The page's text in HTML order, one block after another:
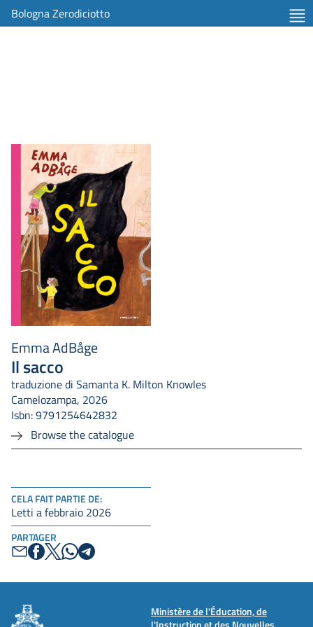
Bologna Zerodiciotto
Emma AdBåge
Il sacco
traduzione di Samanta K. Milton Knowles
Camelozampa, 2026
Isbn: 9791254642832
Browse the catalogue
CELA FAIT PARTIE DE:
Letti a febbraio 2026
PARTAGER
Ministère de l'Éducation, de